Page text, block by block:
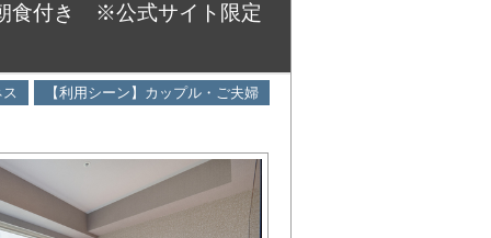
食付き ※公式サイト限定
ス
【利用シーン】カップル・ご夫婦